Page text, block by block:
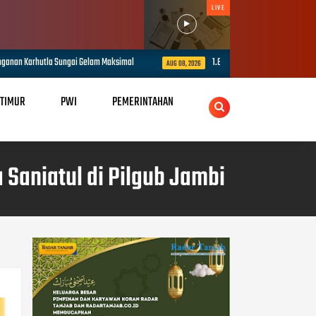
LIVE
Maksimal AUG 08, 2026 1.848 Personel Gabungan Disiapkan Amankan Presisi
PWI PEMERINTAHAN
di Pilgub Jambi